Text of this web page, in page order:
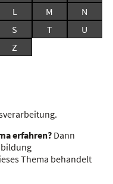
L M
N
S T
U
Z
erfahren?Dann
Thema behandelt